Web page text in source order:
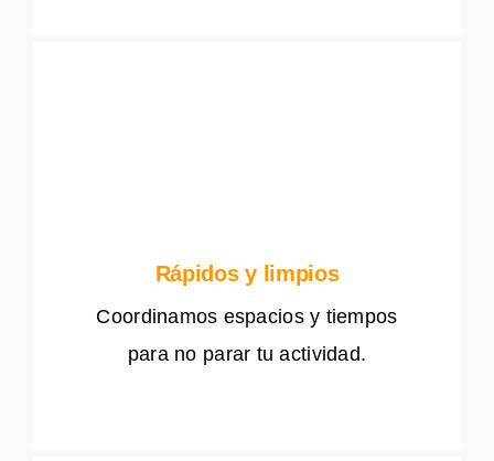
Rápidos y limpios
Coordinamos espacios y tiempos
para no parar tu actividad.